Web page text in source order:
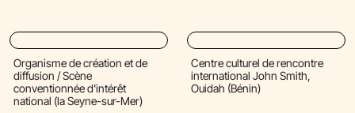
Organisme de création et de
diffusion / Scène
conventionnée d'intérêt
national (la Seyne-sur-Mer)
Centre culturel de rencontre
international John Smith,
Ouidah (Bénin)